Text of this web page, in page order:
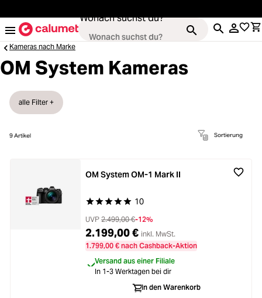
Wonach suchst du?
Kameras
Loading...
Loading...
Stative & Gimbals
Loading...
Taschen
Zubehör
Kameras nach Marke
OM System Kameras
9Artikel Sortierung
alle Filter +
Durchschnittliche Bewertung von 5 von 5
10
OM System OM-1 Mark II
UVP 2.499,00 €-12%
2.199,00 € inkl. MwSt.
1.799,00 € nach Cashback-Aktion
Versand aus einer Filiale
In 1-3 Werktagen bei dir
In den Warenkorb